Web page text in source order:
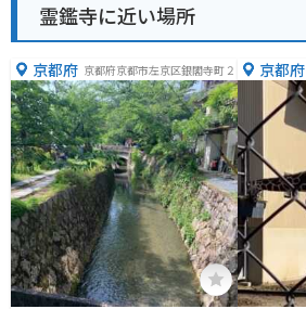
霊鑑寺に近い場所
京都府 京都府京都市左京区銀閣寺町２ 京都府